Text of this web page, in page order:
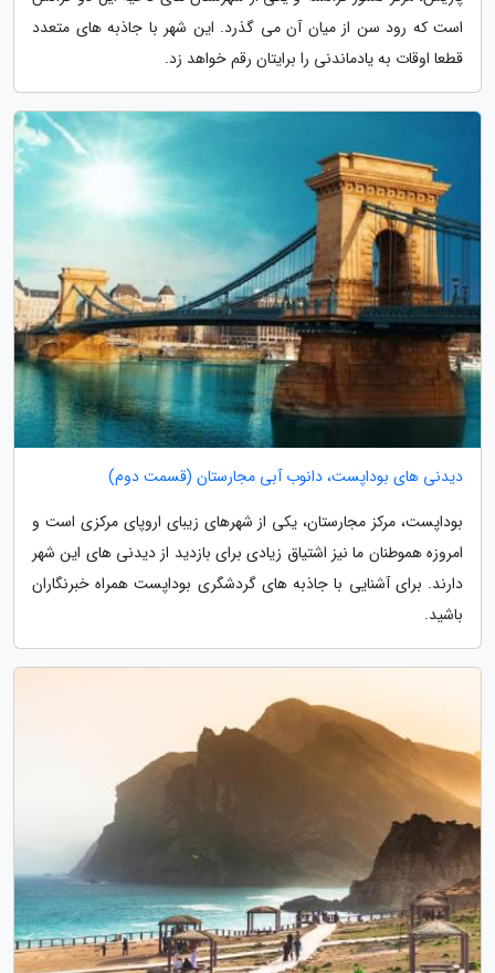
است که رود سن از میان آن می گذرد. این شهر با جاذبه های متعدد
قطعا اوقات به یادماندنی را برایتان رقم خواهد زد.
دیدنی های بوداپست، دانوب آبی مجارستان (قسمت دوم)
بوداپست، مرکز مجارستان، یکی از شهرهای زیبای اروپای مرکزی است و
امروزه هموطنان ما نیز اشتیاق زیادی برای بازدید از دیدنی های این شهر
دارند. برای آشنایی با جاذبه های گردشگری بوداپست همراه خبرنگاران
باشید.